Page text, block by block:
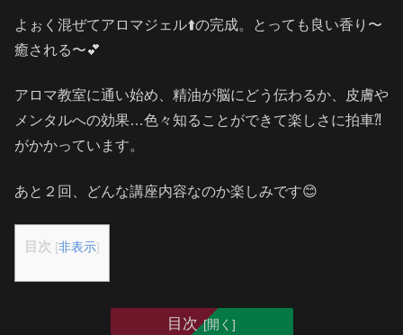
よぉく混ぜてアロマジェル⬆️の完成。とっても良い香り〜
癒される〜💕
アロマ教室に通い始め、精油が脳にどう伝わるか、皮膚や
メンタルへの効果…色々知ることができて楽しさに拍車⁈
がかかっています。
あと２回、どんな講座内容なのか楽しみです😊
目次 [非表示]
目次